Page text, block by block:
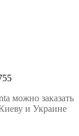
можно заказать
и Украине